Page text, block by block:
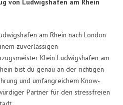
von Ludwigshafen am Rhein
am Rhein nach London
zuverlässigen
Klein Ludwigshafen am
bist du genau an der richtigen
und umfangreichem Know-
Partner für den stressfreien